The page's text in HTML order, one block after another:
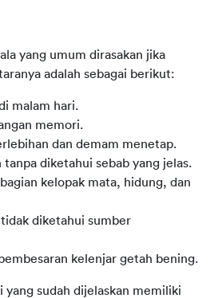
yang umum dirasakan jika
adalah sebagai berikut:
malam hari.
memori.
dan demam menetap.
tanpa diketahui sebab yang jelas.
kelopak mata, hidung, dan
diketahui sumber
kelenjar getah bening.
yang sudah dijelaskan memiliki